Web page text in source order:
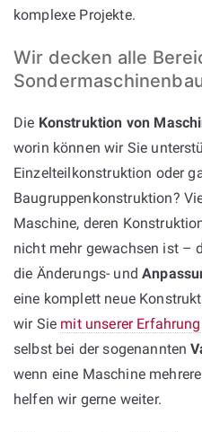
komplexe Projekte.
Wir decken alle
Die Konstruktion von
worin können wir Sie
Einzelteilkonstruktion oder
Baugruppenkonstruktion?
Maschine, deren
nicht mehr gewachsen ist –
die Änderungs- und
eine komplett neue
wir Sie mit unserer Erfahrung
selbst bei der sogenannten
wenn eine Maschine
helfen wir gerne weiter.